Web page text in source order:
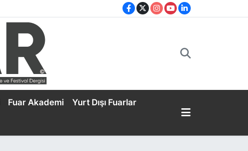
Fuar Akademi Yurt Dışı Fuarlar